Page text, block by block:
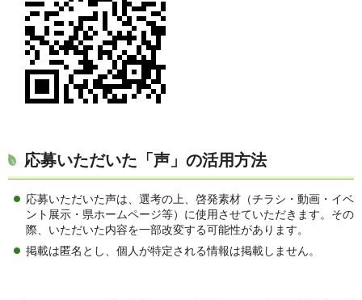
応募いただいた「声」の活用方法
応募いただいた声は、選考の上、啓発素材（チラシ・動画・イベ
ント展示・県ホームページ等）に使用させていただきます。その
際、いただいた内容を一部改変する可能性があります。
掲載は匿名とし、個人が特定される情報は掲載しません。